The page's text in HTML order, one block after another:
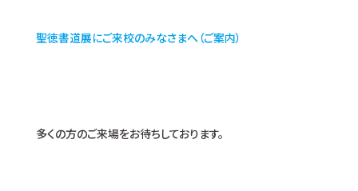
聖徳書道展にご来校のみなさまへ（ご案内）
多くの方のご来場をお待ちしております。